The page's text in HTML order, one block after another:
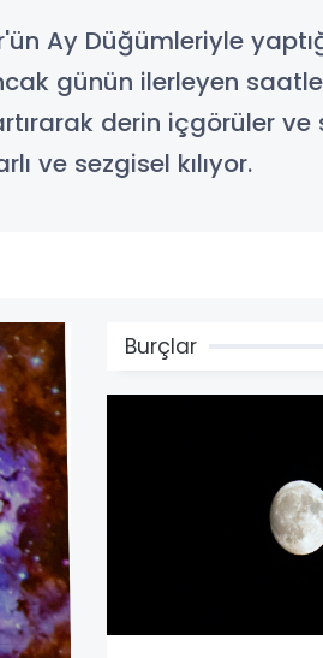
Ay Düğümleriyle
günün ilerleyen
derin içgörüler ve
ve sezgisel kılıyor.
Burçlar